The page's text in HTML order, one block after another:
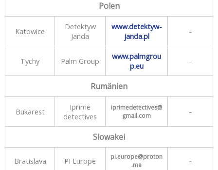
Polen
Katowice
Detektyw
Janda
www.detektyw-
janda.pl
-
Tychy Palm Group
www.palmgrou
p.eu
-
Rumänien
Bukarest
Iprime
detectives
iprimedetectives@
gmail.com
-
Slowakei
Bratislava PI Europe
pi.europe@proton
.me
-